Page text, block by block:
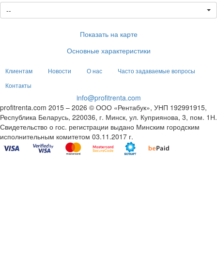
--
Показать на карте
Основные характеристики
Клиентам Новости О нас
Часто задаваемые вопросы
Контакты
info@profitrenta.com
profitrenta.com 2015 – 2026 © ООО «Рентабук», УНП 192991915,
Республика Беларусь, 220036, г. Минск, ул. Куприянова, 3, пом. 1Н.
Свидетельство о гос. регистрации выдано Минским городским
исполнительным комитетом 03.11.2017 г.